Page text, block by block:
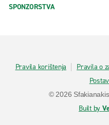
SPONZORSTVA
Pravila korištenja Pravila o
© 2026
Built by